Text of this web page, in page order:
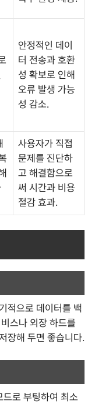
안정적인 데이
터 전송과 호환
성 확보로 인해
오류 발생 가능
성 감소.
사용자가 직접
문제를 진단하
고 해결함으로
써 시간과 비용
절감 효과.
적으로 데이터를 백
스나 외장 하드를
장해 두면 좋습니다.
로 부팅하여 최소